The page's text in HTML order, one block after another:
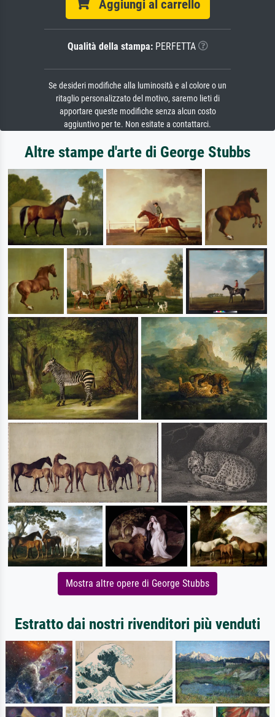
Aggiungi al carrello
Qualità della stampa:PERFETTA
Se desideri modifiche alla luminosità e al colore o un
ritaglio personalizzato del motivo, saremo lieti di
apportare queste modifiche senza alcun costo
aggiuntivo per te. Non esitate a contattarci.
Altre stampe d'arte di George Stubbs
Mostra altre opere di George Stubbs
Estratto dai nostri rivenditori più venduti